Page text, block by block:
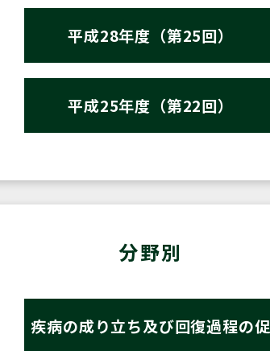
平成28年度（第25回）
平成25年度（第22回）
分野別
疾病の成り立ち及び回復過程の促